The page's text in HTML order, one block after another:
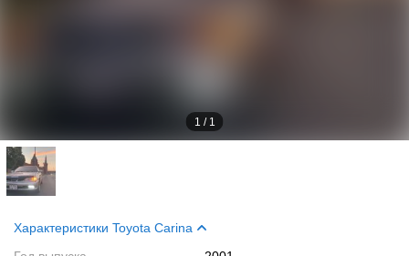
1 / 1
Характеристики Toyota Carina